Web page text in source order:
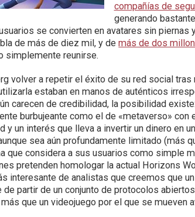
compañías de
generando
se convierten en avatares sin piernas
de más de diez mil, y demás de dos
simplemente reunirse.
volver a repetir el éxito de su red social tras
estaban en manos de auténticos
carecen de credibilidad, la posibilidad
burbujeante como el de «metaverso» con
y un interés que lleva a invertir un dinero en
sea aún profundamente limitado (más
que considera a sus usuarios como simple
pretenden homologar la actual Horizons
interesante de analistas que creemos que
partir de un conjunto de protocolos
que un videojuego por el que se mueven